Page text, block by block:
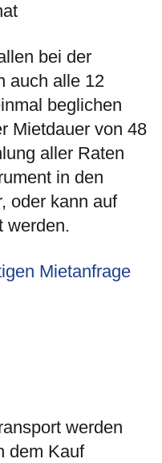
bei der
auch alle 12
beglichen
Mietdauer von 48
aller Raten
in den
oder kann auf
werden.
Mietanfrage
werden
dem Kauf